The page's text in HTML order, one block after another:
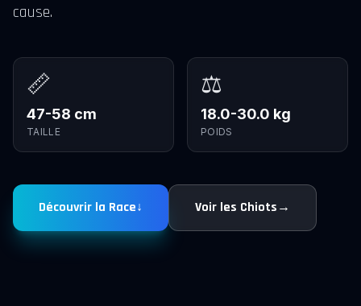
cause.
📏
47-58 cm
TAILLE
⚖️
18.0-30.0 kg
POIDS
Découvrir la Race↓ Voir les Chiots→